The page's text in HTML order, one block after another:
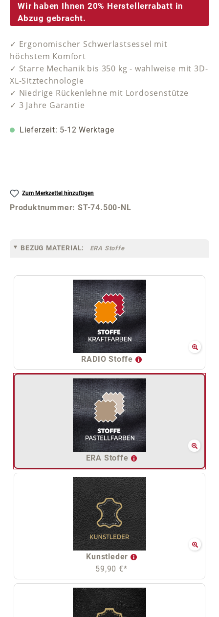
Wir haben Ihnen 20% Herstellerrabatt in
Abzug gebracht.
✓ Ergonomischer Schwerlastsessel mit
höchstem Komfort
✓ Starre Mechanik bis 350 kg - wahlweise mit 3D-
XL-Sitztechnologie
✓ Niedrige Rückenlehne mit Lordosenstütze
✓ 3 Jahre Garantie
Lieferzeit: 5-12 Werktage
Zum Merkzettel hinzufügen
Produktnummer:ST-74.500-NL
BEZUG MATERIAL: ERA Stoffe
RADIO Stoffe
ERA Stoffe
Kunstleder
59,90 €*